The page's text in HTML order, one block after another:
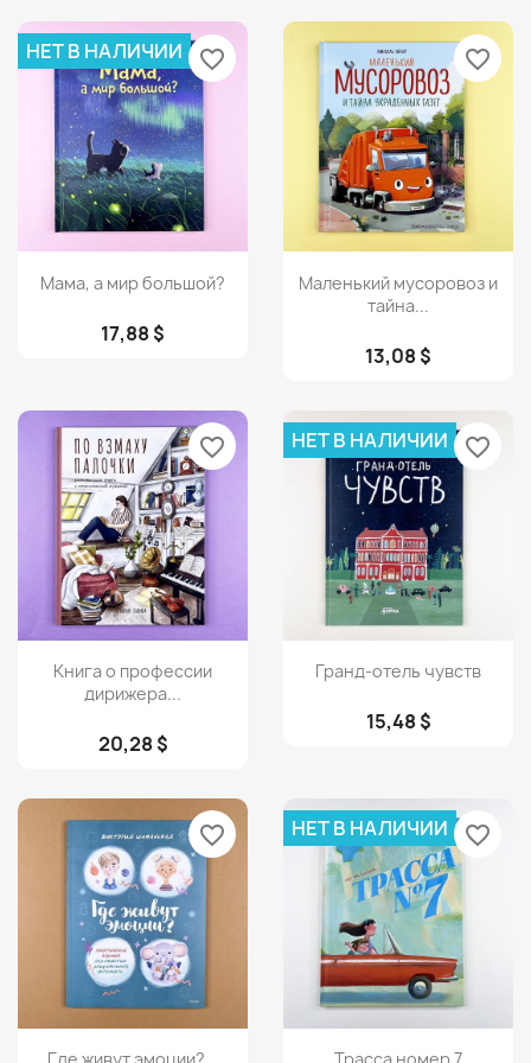
Просмотр
Мама, а мир большой?
17,88 $
НЕТ В НАЛИЧИИ favorite_border
Просмотр
Маленький мусоровоз и
тайна...
13,08 $
favorite_border
Просмотр
Книга о профессии
дирижера...
20,28 $
favorite_border
Просмотр
Гранд-отель чувств
15,48 $
НЕТ В НАЛИЧИИ favorite_border
Просмотр
favorite_border
Просмотр
НЕТ В НАЛИЧИИ favorite_border